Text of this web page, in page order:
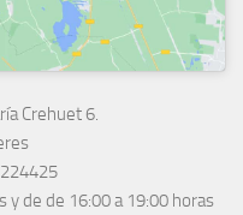
Crehuet 6.
y de de 16:00 a 19:00 horas